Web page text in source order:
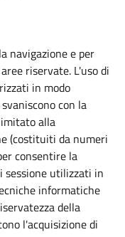
navigazione e per
riservate. L'uso di
in modo
con la
alla
(costituiti da numeri
consentire la
sessione utilizzati in
informatiche
della
l'acquisizione di